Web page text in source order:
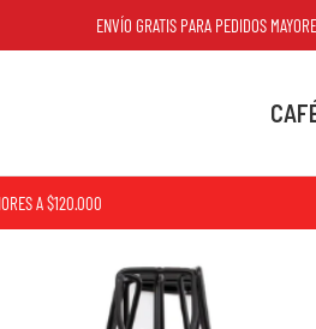
ENVÍO GRATIS PARA PEDIDOS MAYORES
A $120.000